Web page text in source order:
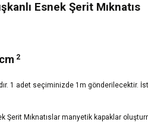
Esnek Şerit Mıknatıs
cm 2
1 adet seçiminizde 1m
Şerit Mıknatıslar manyetik kapaklar